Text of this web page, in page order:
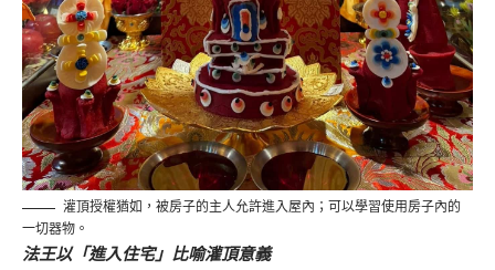
灌頂授權猶如，被房子的主人允許進入屋內；可以學習使用房子內的
一切器物。
法王以「進入住宅」比喻灌頂意義